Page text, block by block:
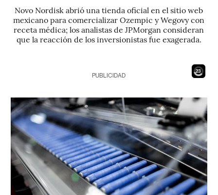
Novo Nordisk abrió una tienda oficial en el sitio web
mexicano para comercializar Ozempic y Wegovy con
receta médica; los analistas de JPMorgan consideran
que la reacción de los inversionistas fue exagerada.
21
PUBLICIDAD